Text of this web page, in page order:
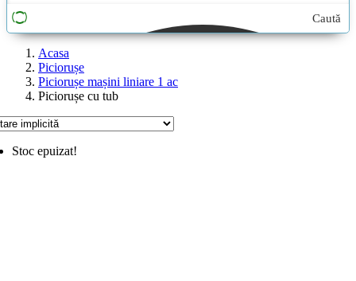
Caută
Acasa
Piciorușe
Piciorușe mașini liniare 1 ac
Piciorușe cu tub
Stoc epuizat!